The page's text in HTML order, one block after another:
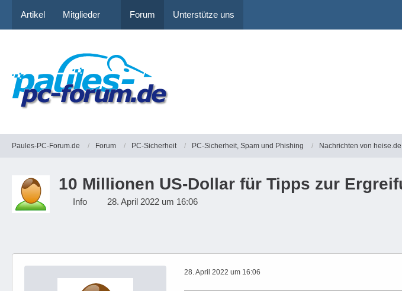
Artikel Mitglieder Forum Unterstütze uns
Paules-PC-Forum.de Forum PC-Sicherheit PC-Sicherheit, Spam und Phishing Nachrichten von heise.de
10 Millionen US-Dollar für Tipps zur
Info 28. April 2022 um 16:06
28. April 2022 um 16:06